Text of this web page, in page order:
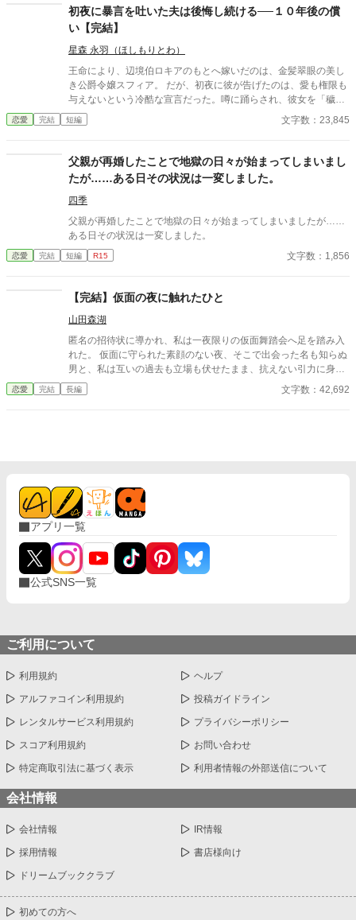
しかも、彼の命令はちょっと普通じゃない。 「掃除だけじゃダメ
だろ？ ご主人様の癒しも、メイドの大事な仕事だろ？」 手を握
られるたび、耳元で囁かれるたび、心臓がバクバクする。 なの
に、ひなたの体はどんどん反応してしまって…。 怒ったり照れた
りしながらも、次第に蓮に惹かれていくひなた。 だけど、彼には
まだ知られていない秘密があって―― 「…ほんとは、ずっと前か
ら、私…」 ただのメイドなんかじゃ終わりたくない。 恋と欲望が
交差する、ちょっぴり危険な主従ラブストーリー。
初夜に暴言を吐いた夫は後悔し続ける──１０年後の償
い【完結】
星森 永羽（ほしもりとわ）
王命により、辺境伯ロキアのもとへ嫁いだのは、金髪翠眼の美し
き公爵令嬢スフィア。 だが、初夜に彼が告げたのは、愛も権限も
与えないという冷酷な宣言だった。噂に踊らされ、彼女を「穢れ
た花嫁」と罵ったロキア。 しかし、わずか一日でスフィアは姿を
消し、教会から届いたのは婚姻無効と慰謝料請求の書状──。 王
だの補佐官として生きることに。 そして十年後、運命のいたずら
か、彼は被災地で再びスフィアと出会う。 地位も捨て、娘を抱え
て生きる彼女の姿に、ロキアの胸に去来するのは、悔恨と赦しを
乞う想い──。 ⚠️本作はAIの生成した文章を一部に使用していま
す。
恋愛 完結 短編 文字数：23,845
父親が再婚したことで地獄の日々が始まってしまいまし
たが……ある日その状況は一変しました。
四季
父親が再婚したことで地獄の日々が始まってしまいましたが……
ある日その状況は一変しました。
恋愛 完結 短編 R15 文字数：1,856
【完結】仮面の夜に触れたひと
山田森湖
匿名の招待状に導かれ、私は一夜限りの仮面舞踏会へ足を踏み入
れた。 仮面に守られた素顔のない夜、そこで出会った名も知らぬ
男と、私は互いの過去も立場も伏せたまま、抗えない引力に身を
委ねる。 「今夜だけ」——そう約束したはずの関係は、夜明けと
ともに終わった。 しかし、彼の声、仕草、触れた感触は、日常へ
の下に隠されていたのは、欲望だけではなく、社会的立場と危う
い選択だった。 再び訪れる仮面の夜。 真実を知った二人は、それ
でもなお互いを求め合うのか。 仮面を外した先にあるのは、破滅
か、それとも未来か——。
恋愛 完結 長編 文字数：42,692
アプリ一覧
公式SNS一覧
ご利用について
利用規約 ヘルプ
アルファコイン利用規約 投稿ガイドライン
レンタルサービス利用規約 プライバシーポリシー
スコア利用規約 お問い合わせ
特定商取引法に基づく表示 利用者情報の外部送信について
会社情報
会社情報 IR情報
採用情報 書店様向け
ドリームブッククラブ
初めての方へ